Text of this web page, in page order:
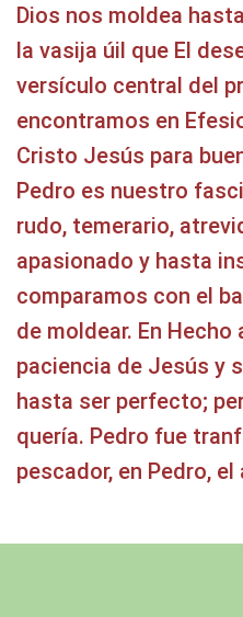
Dios nos moldea
la vasija úil que El
versículo central del
encontramos en
Cristo Jesús para
Pedro es nuestro
rudo, temerario,
apasionado y hasta
comparamos con el
de moldear. En Hecho
paciencia de Jesús y
hasta ser perfecto;
quería. Pedro fue
pescador, en Pedro,